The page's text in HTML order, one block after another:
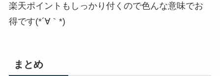
楽天ポイントもしっかり付くので色んな意味でお
得です(*´∀｀*)
まとめ